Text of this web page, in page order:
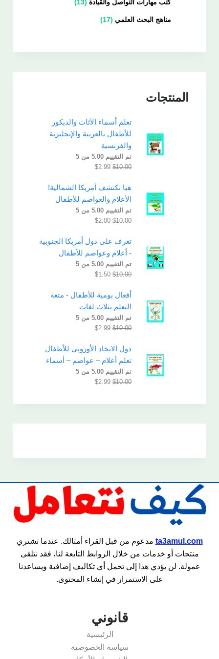
كتب مهارات التواصل والقيادة 13
مناهج البحث العلمي 17
المنتجات
تعلم أسماء الأثاث والديكور
للأطفال بالعربية والإنجليزية
والفرنسية
تم التقييم 5.00من 5
$10.00
$2.99
هيا نكتشف أمريكا الشمالية!
الأعلام والعواصم للأطفال
تم التقييم 5.00من 5
$10.00
$2.00
تعرف على دول أمريكا الجنوبية
- أعلام وعواصم للأطفال
تم التقييم 5.00من 5
$10.00
$1.50
أفعال يومية للأطفال - متعة
التعلم بثلاث لغات
تم التقييم 5.00من 5
$10.00
$2.99
دول الاتحاد الأوروبي للأطفال
تعلم أعلام – عواصم – أسماء
تم التقييم 5.00من 5
$10.00
$2.99
ta3amul.com مدعوم من قبل القراء أمثالك. عندما تشتري
منتجات أو خدمات من خلال الروابط التابعة لنا، فقد نتلقى
عمولة. لن يؤدي هذا إلى تحمل أي تكاليف إضافية ويساعدنا
على الاستمرار في إنشاء المحتوى.
قانوني
الرئيسية
سياسة الخصوصية